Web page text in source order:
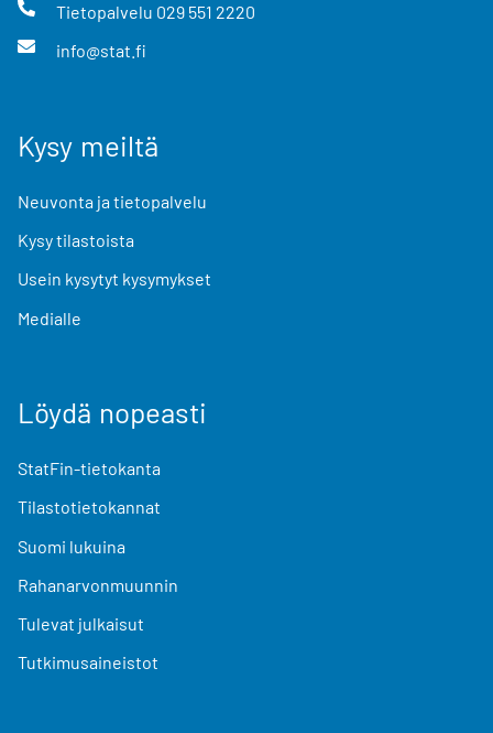
Tietopalvelu 029 551 2220
info@stat.fi
Kysy meiltä
Neuvonta ja tietopalvelu
Kysy tilastoista
Usein kysytyt kysymykset
Medialle
Löydä nopeasti
StatFin-tietokanta
Tilastotietokannat
Suomi lukuina
Rahanarvonmuunnin
Tulevat julkaisut
Tutkimusaineistot